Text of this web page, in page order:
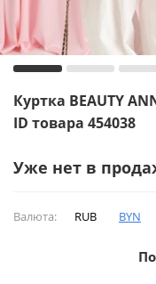
Куртка BEAUTY
ID товара 454038
Уже нет в
Валюта: RUB BYN